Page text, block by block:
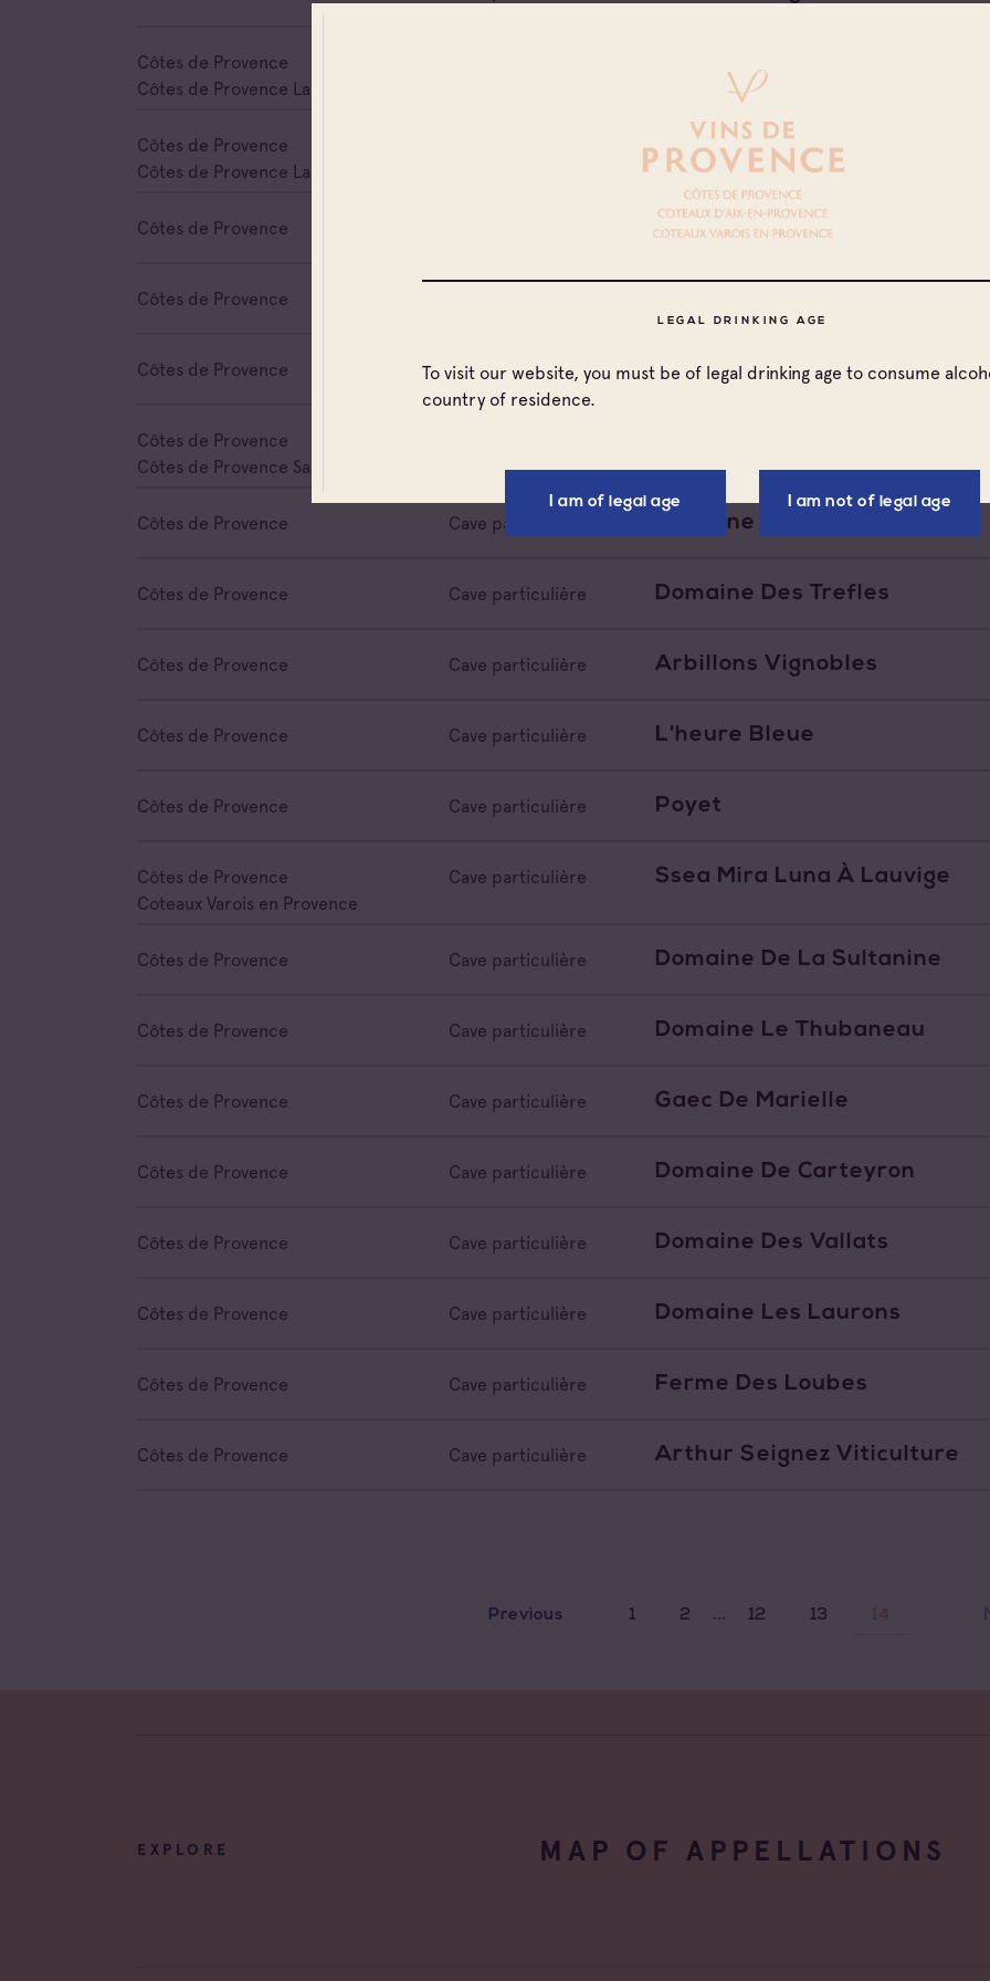
LEGAL DRINKING AGE
To visit our website, you must be of legal drinking age to consume
country of residence.
I am of legal age I am not of legal age
Côtes de Provence
Côtes de Provence La Londe
Côtes de Provence
Côtes de Provence La Londe
Domaine De Bregancon
Côtes de Provence Amc Agri
Côtes de Provence
Côtes de Provence Cave particulière Domaine De La Coulerette
Côtes de Provence
Côtes de Provence Sainte Victoire
Côtes de Provence Cave particulière Domaine De L'avellan
Côtes de Provence Cave particulière Domaine Des Trefles
Côtes de Provence Cave particulière Arbillons Vignobles
Côtes de Provence Cave particulière L'heure Bleue
Côtes de Provence Cave particulière Poyet
Côtes de Provence
Coteaux Varois en Provence
Cave particulière Ssea Mira Luna À Lauvige
Côtes de Provence Cave particulière Domaine De La Sultanine
Côtes de Provence Cave particulière Domaine Le Thubaneau
Côtes de Provence Cave particulière Gaec De Marielle
Côtes de Provence Cave particulière Domaine De Carteyron
Côtes de Provence Cave particulière Domaine Des Vallats
Côtes de Provence Cave particulière Domaine Les Laurons
Côtes de Provence Cave particulière Ferme Des Loubes
Côtes de Provence Cave particulière Arthur Seignez Viticulture
Previous 1 2 ... 12 13
EXPLORE MAP OF APPELLATIONS